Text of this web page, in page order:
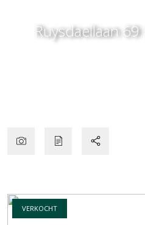
Ruysdaellaan 69
VERKOCHT